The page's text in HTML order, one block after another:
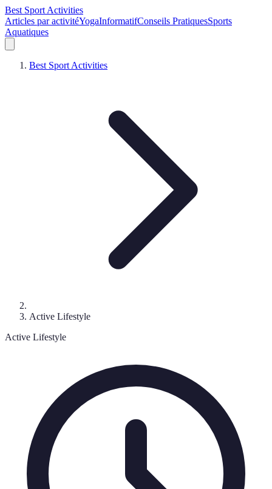
Best Sport Activities
Articles par activitéYogaInformatifConseils PratiquesSports
Aquatiques
Best Sport Activities
Active Lifestyle
Active Lifestyle